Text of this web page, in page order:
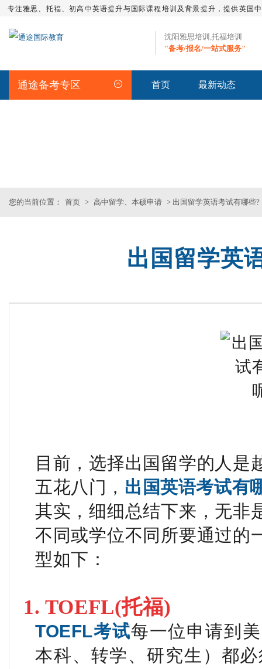
专注雅思、托福、初高中英语提升与国际课程培训及背景提升，提供英国
沈阳雅思培训,托福培训
"备考/报名/一站式服务"
通途备考专区 首页 最新动态
您的当前位置： 首页 > 高中留学、本硕申请 > 出国留学英语考试有哪些?
出国留学英
目前，选择出国留学的人是
五花八门， 出国英语考试有
其实，细细总结下来，无非
不同或学位不同所要通过的
型如下：
1. TOEFL(托福)
TOEFL考试每一位申请到
本科、转学、研究生）都
SAT基础班